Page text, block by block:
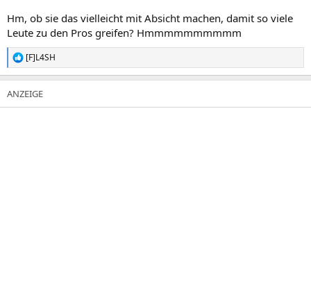
Hm, ob sie das vielleicht mit Absicht machen, damit so viele
Leute zu den Pros greifen? Hmmmmmmmmmm
R
e
a
k
t
[F]L4SH